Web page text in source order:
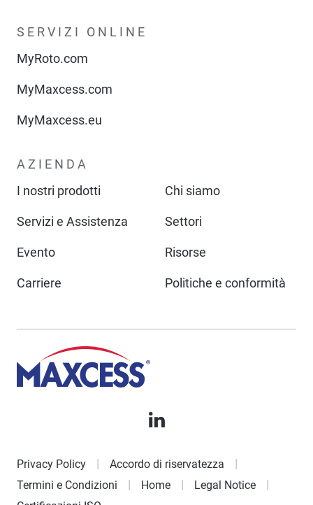
SERVIZI ONLINE
MyRoto.com
MyMaxcess.com
MyMaxcess.eu
AZIENDA
I nostri prodotti
Chi siamo
Servizi e Assistenza Settori
Evento Risorse
Carriere Politiche e conformità
Privacy Policy
Accordo di riservatezza
Termini e Condizioni
Home
Legal Notice